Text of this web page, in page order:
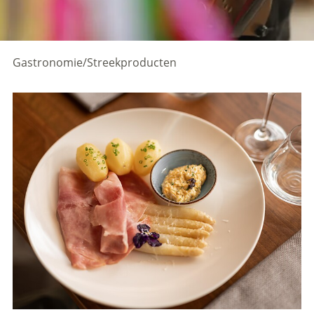
Gastronomie/Streekproducten